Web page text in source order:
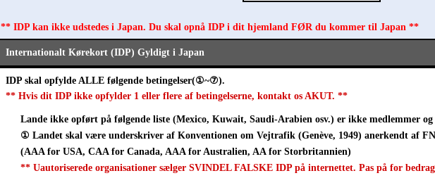
** IDP kan ikke udstedes i Japan. Du skal opnå IDP i dit hjemland FØR du kommer til Japan **
Internationalt Kørekort (IDP) Gyldigt i Japan
IDP skal opfylde ALLE følgende betingelser(①~⑦).
** Hvis dit IDP ikke opfylder 1 eller flere af betingelserne, kontakt os AKUT. **
Lande ikke opført på følgende liste (Mexico, Kuwait, Saudi-Arabien osv.) er ikke medlemmer
① Landet skal være underskriver af Konventionen om Vejtrafik (Genève, 1949) anerkendt af
(AAA for USA, CAA for Canada, AAA for Australien, AA for Storbritannien)
** Uautoriserede organisationer sælger SVINDEL FALSKE IDP på internettet. Pas på for